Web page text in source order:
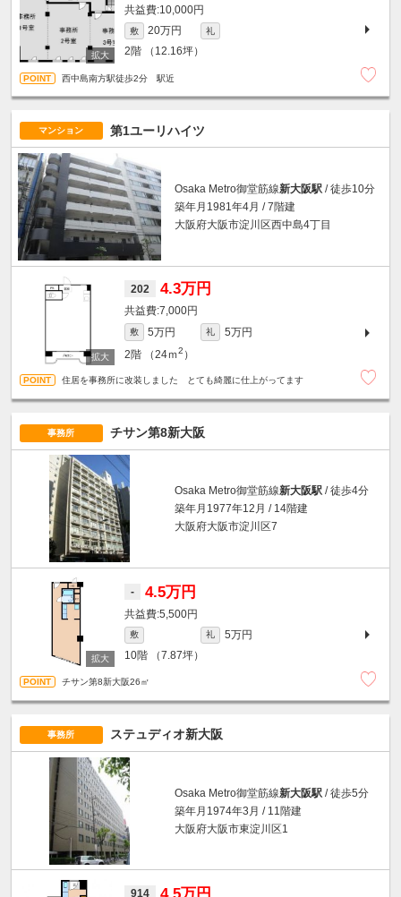
10,000円
敷 20万円 礼
2階 （12.16坪）
西中島南方駅徒歩2分 駅近
マンション 第1ユーリハイツ
Osaka Metro御堂筋線新大阪駅 / 徒歩10分
築年月1981年4月 / 7階建
大阪府大阪市淀川区西中島4丁目
202 4.3万円
7,000円
敷 5万円 礼
5万円
2階
（24ｍ2 ）
住居を事務所に改装しました とても綺麗に仕上がってます
事務所 チサン第8新大阪
Osaka Metro御堂筋線新大阪駅 / 徒歩4分
築年月1977年12月 / 14階建
大阪府大阪市淀川区7
- 4.5万円
5,500円
敷 礼
5万円
10階
（7.87坪）
チサン第8新大阪26㎡
事務所 ステュディオ新大阪
Osaka Metro御堂筋線新大阪駅 / 徒歩5分
築年月1974年3月 / 11階建
大阪府大阪市東淀川区1
914